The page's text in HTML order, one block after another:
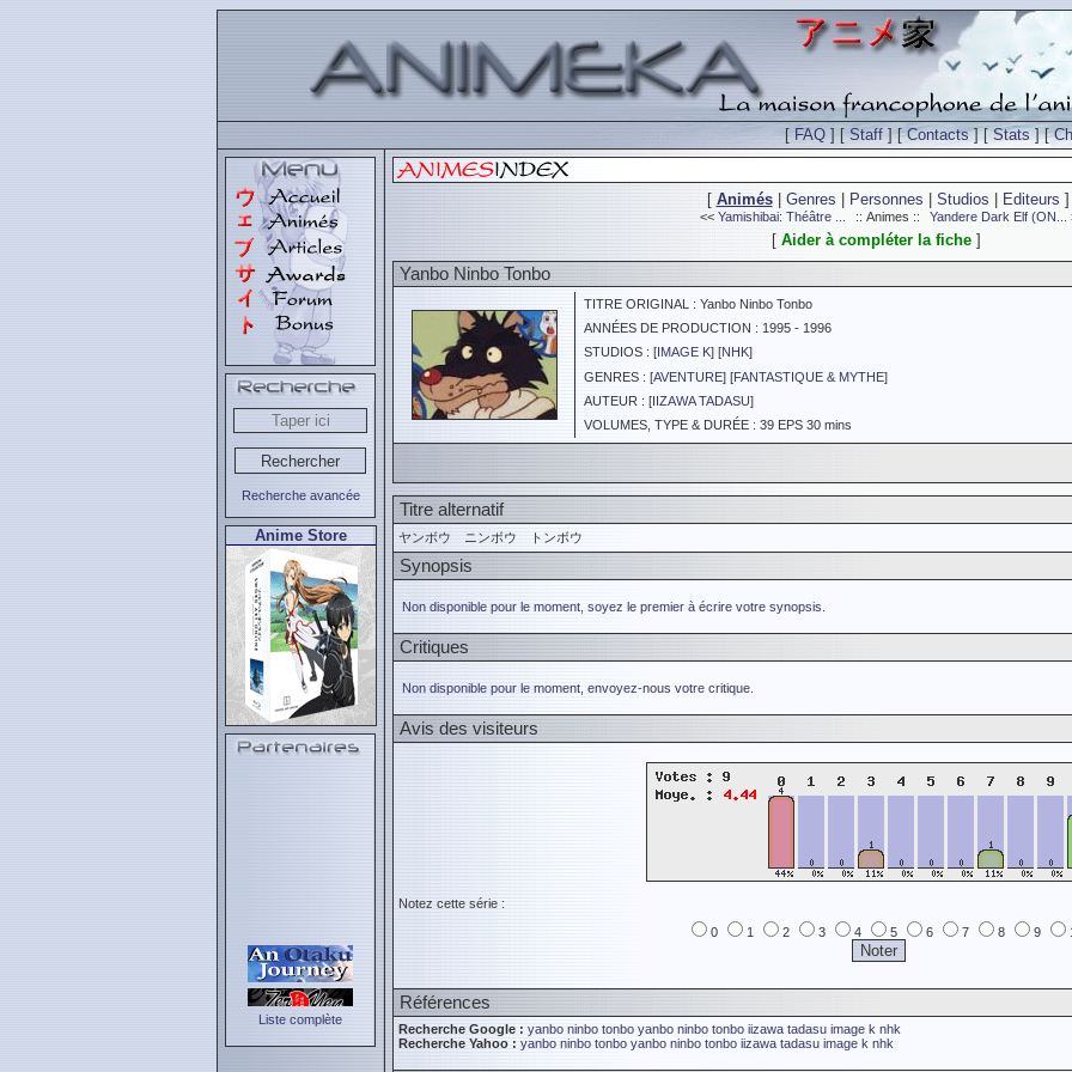
[FAQ ] [Staff ] [Contacts] [Stats] [
Recherche avancée
Anime Store
Liste complète
[ Animés| Genres Personnes Studios Editeurs ]
<< Yamishibai: Théâtre ... :: Animes :: Yandere Dark Elf (ON...
[ Aider à compléter la fiche]
Yanbo Ninbo Tonbo
TITRE ORIGINAL : Yanbo Ninbo Tonbo
ANNÉES DE PRODUCTION : 1995 - 1996
STUDIOS : [IMAGE K] [NHK]
GENRES : [AVENTURE] [FANTASTIQUE & MYTHE]
AUTEUR : [IIZAWA TADASU]
VOLUMES, TYPE & DURÉE : 39 EPS 30 mins
Titre alternatif
ヤンボウ ニンボウ トンボウ
Synopsis
Non disponible pour le moment, soyez le premier à écrire votre synopsis.
Critiques
Non disponible pour le moment, envoyez-nous votre critique.
Avis des visiteurs
Notez cette série :
0
1 2 3 4 5 6 7 8 9
Références
Recherche Google : yanbo ninbo tonbo yanbo ninbo tonbo iizawa tadasu image k nhk
Recherche Yahoo : yanbo ninbo tonbo yanbo ninbo tonbo iizawa tadasu image k nhk